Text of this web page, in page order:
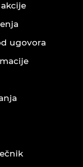
ugovora